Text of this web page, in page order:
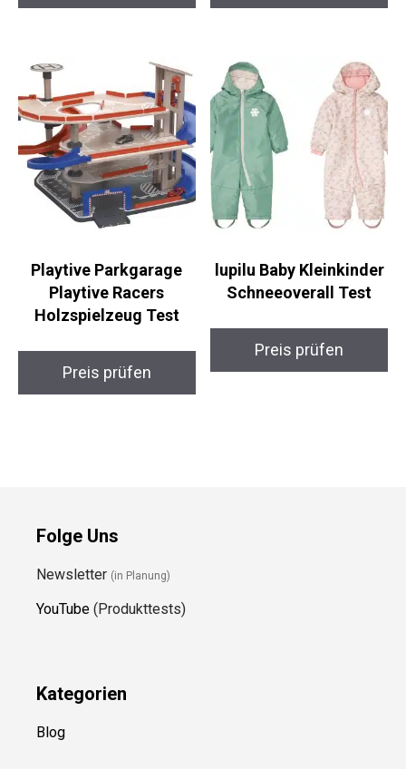
Playtive Parkgarage
Playtive Racers
Holzspielzeug Test
Preis prüfen
lupilu Baby Kleinkinder
Schneeoverall Test
Preis prüfen
Folge Uns
Newsletter (in Planung)
YouTube (Produkttests)
Kategorien
Blog